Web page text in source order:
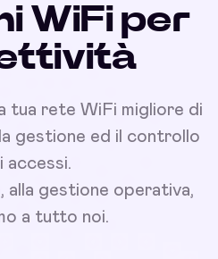
WiFi per
tua rete WiFi migliore di
gestione ed il controllo
accessi.
alla gestione operativa,
a tutto noi.